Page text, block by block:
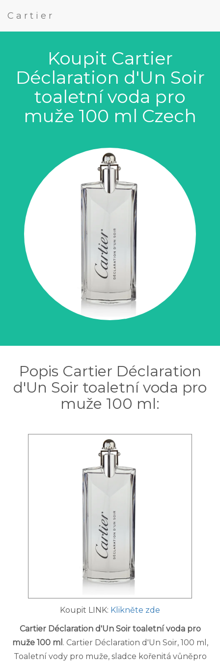
Cartier
Koupit Cartier
Déclaration d'Un Soir
toaletní voda pro
muže 100 ml Czech
Popis Cartier Déclaration
d'Un Soir toaletní voda pro
muže 100 ml:
Koupit LINK: Klikněte zde
Cartier Déclaration d'Un Soir toaletní voda pro
muže 100 ml . Cartier Déclaration d'Un Soir, 100 ml,
Toaletní vody pro muže, sladce kořenitá vůněpro